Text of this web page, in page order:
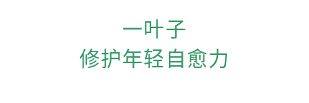
一叶子
修护年轻自愈力